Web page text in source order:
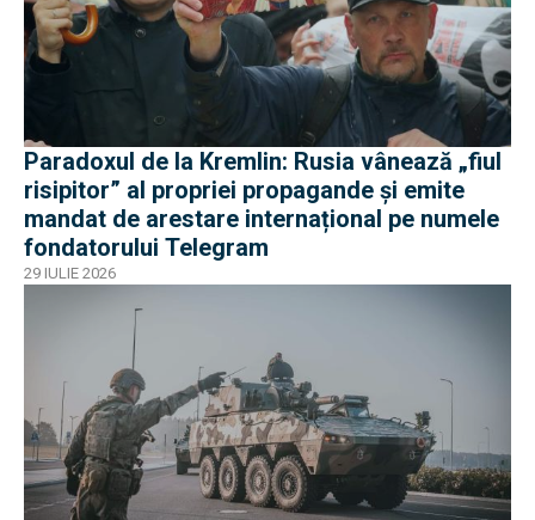
Paradoxul de la Kremlin: Rusia vânează „fiul
risipitor” al propriei propagande și emite
mandat de arestare internațional pe numele
fondatorului Telegram
29 IULIE 2026